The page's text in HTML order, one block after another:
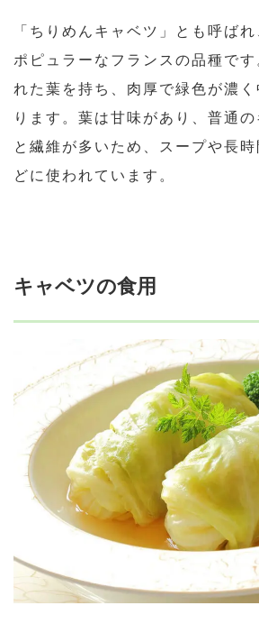
「ちりめんキャベツ」とも呼ば
ポピュラーなフランスの品種で
れた葉を持ち、肉厚で緑色が濃
ります。葉は甘味があり、普通
と繊維が多いため、スープや長
どに使われています。
キャベツの食用